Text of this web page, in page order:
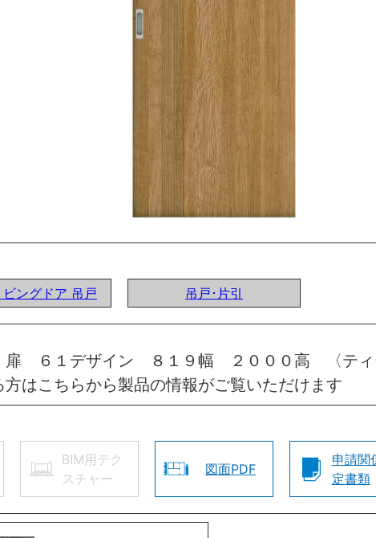
ングドア 吊戸 吊戸･片引
６１デザイン ８１９幅 ２０００高 〈テ
はこちらから製品の情報がご覧いただけます
BIM用テク
スチャー
図面PDF
申請関
定書類